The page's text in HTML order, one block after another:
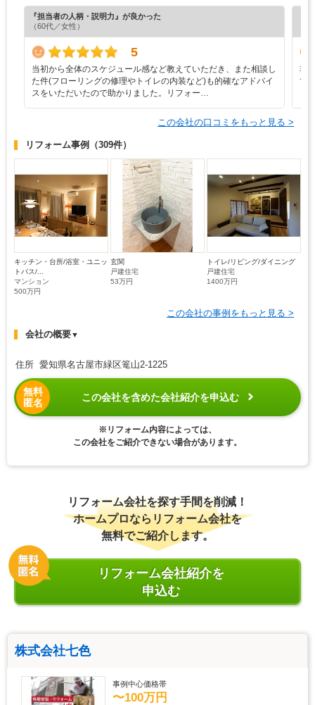
『担当者の人柄・説明力』が良かった
（60代／女性）
5
当初から全体のスケジュール感など教えていただき、また相談し
た件(フローリングの修理やトイレの内装など)も的確なアドバイ
スをいただいたので助かりました。リフォー…
非
て
この会社の口コミをもっと見る >
リフォーム事例 （309件）
キッチン・台所/浴室・ユニッ
トバス/...
マンション
500万円
玄関
戸建住宅
53万円
トイレ/リビング/ダイニング
戸建住宅
1400万円
この会社の事例をもっと見る >
会社の概要▼
住所 愛知県名古屋市緑区篭山2-1225
無料
匿名
この会社を含めた会社紹介を申込む
※リフォーム内容によっては、
この会社をご紹介できない場合があります。
リフォーム会社を探す手間を削減！
ホームプロならリフォーム会社を
無料でご紹介します。
リフォーム会社紹介を
申込む
株式会社七色
事例中心価格帯
〜100万円